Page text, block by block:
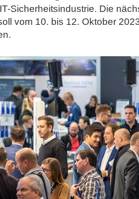
Sicherheitsindustrie. Die
vom 10. bis 12. Oktober